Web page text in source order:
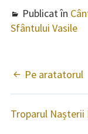
Cântări în
Axioane peste an
Pricesne
Colinde
Publicat în
Sfântului Vasile
NAVIGARE
ARTICOLE
Pe aratatorul
Troparul Nașterii